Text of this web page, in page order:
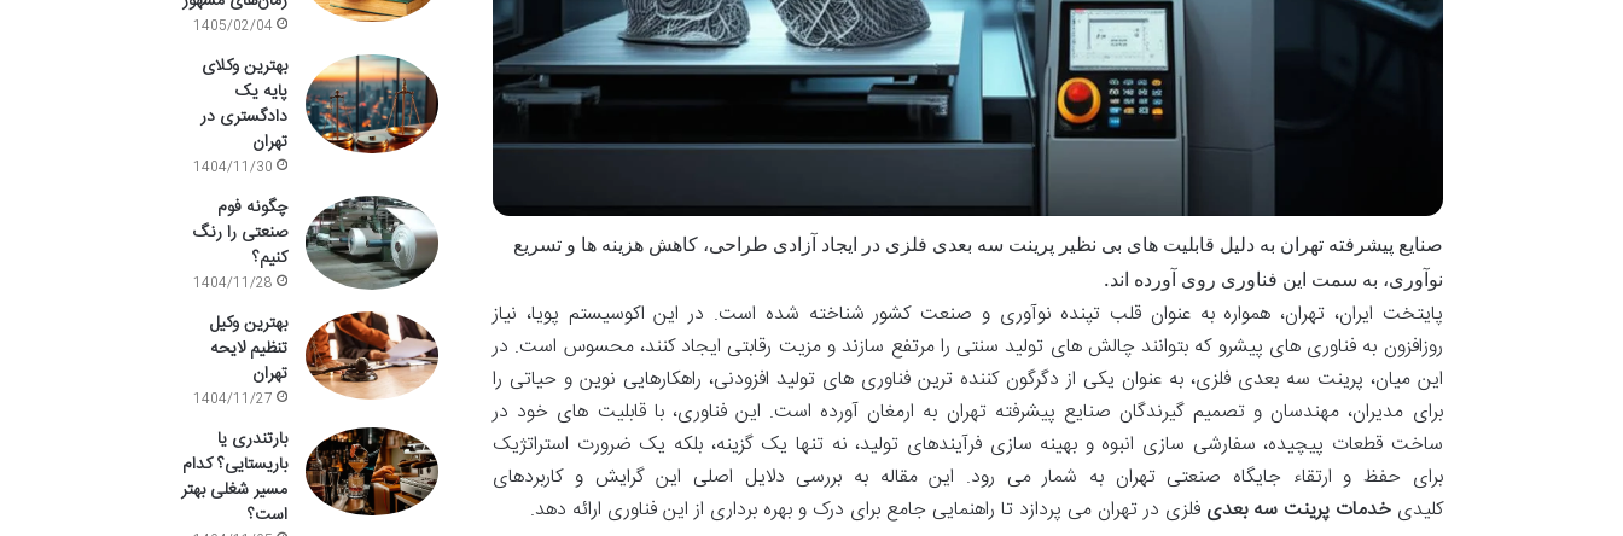
صنایع پیشرفته تهران به دلیل قابلیت های بی نظیر پرینت سه بعدی فلزی در ایجاد آزادی طراحی، کاهش هزینه ها و تسریع
نوآوری، به سمت این فناوری روی آورده اند.
پایتخت ایران، تهران، همواره به عنوان قلب تپنده نوآوری و صنعت کشور شناخته شده است. در این اکوسیستم پویا، نیاز
روزافزون به فناوری های پیشرو که بتوانند چالش های تولید سنتی را مرتفع سازند و مزیت رقابتی ایجاد کنند، محسوس است. در
این میان، پرینت سه بعدی فلزی، به عنوان یکی از دگرگون کننده ترین فناوری های تولید افزودنی، راهکارهایی نوین و حیاتی را
برای مدیران، مهندسان و تصمیم گیرندگان صنایع پیشرفته تهران به ارمغان آورده است. این فناوری، با قابلیت های خود در
ساخت قطعات پیچیده، سفارشی سازی انبوه و بهینه سازی فرآیندهای تولید، نه تنها یک گزینه، بلکه یک ضرورت استراتژیک
برای حفظ و ارتقاء جایگاه صنعتی تهران به شمار می رود. این مقاله به بررسی دلایل اصلی این گرایش و کاربردهای
کلیدیخدمات پرینت سه بعدی فلزی در تهران می پردازد تا راهنمایی جامع برای درک و بهره برداری از این فناوری ارائه دهد.
1405/02/04
بهترین وکلای
پایه یک
دادگستری در
تهران
1404/11/30
چگونه فوم
صنعتی را رنگ
کنیم؟
1404/11/28
بهترین وکیل
تنظیم لایحه
تهران
1404/11/27
بارتندری یا
باریستایی؟ کدام
مسیر شغلی بهتر
است؟